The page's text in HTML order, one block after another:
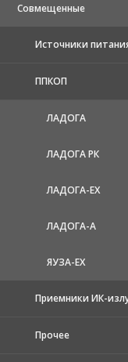
Совмещенные
Источники
ППКОП
ЛАДОГА
ЛАДОГА РК
ЛАДОГА-EX
ЛАДОГА-А
ЯУЗА-ЕХ
Приемники ИК-
Прочее